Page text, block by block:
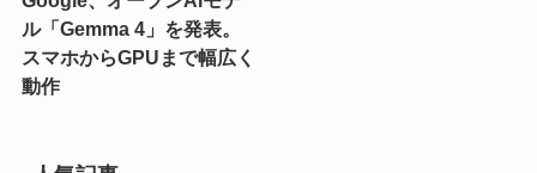
ル「Gemma 4」を発表。
スマホからGPUまで幅広く
動作